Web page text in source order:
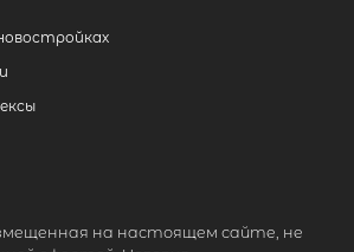
на настоящем сайте, не